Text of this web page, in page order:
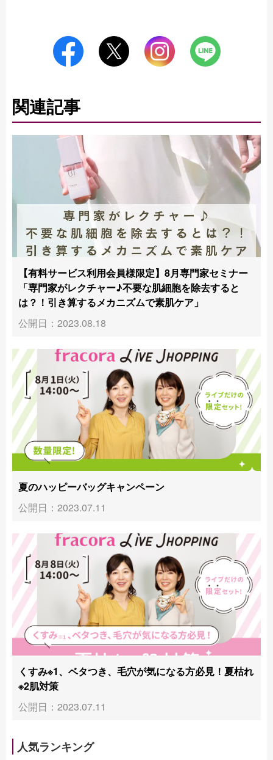
関連記事
【有料サービス利用会員様限定】8月専門家セミナー
「専門家がレクチャー♪不要な肌細胞を除去すると
は？！引き算するメカニズムで素肌ケア」
公開日：2023.08.18
夏のハッピーバッグキャンペーン
公開日：2023.07.11
くすみ※1、ベタつき、毛穴が気になる方必見！夏枯れ
※2肌対策
公開日：2023.07.11
人気ランキング